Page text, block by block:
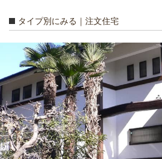
タイプ別にみる｜注文住宅